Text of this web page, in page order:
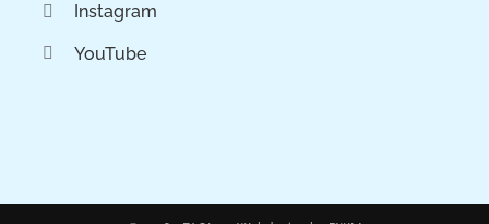
Instagram
YouTube